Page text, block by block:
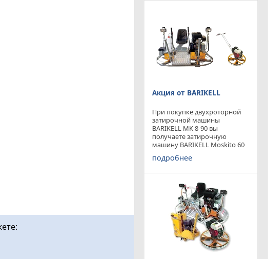
Акция от BARIKELL
При покупке двухроторной
затирочной машины
BARIKELL MK 8-90 вы
получаете затирочную
машину BARIKELL Moskito 60
абсолютно бесплатно
подробнее